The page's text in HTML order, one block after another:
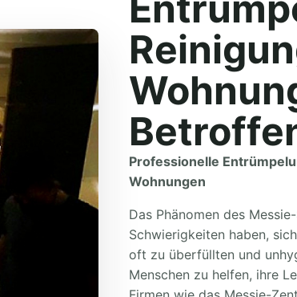
Professionelle
Wohnungen
Das Phänomen des
Schwierigkeiten haben,
oft zu überfüllten und
Menschen zu helfen, ihre